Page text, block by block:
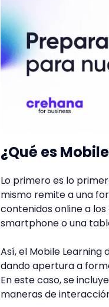
¿Qué es
Lo primero es lo
mismo remite a una
contenidos online a
smartphone o una
Así, el Mobile
dando apertura a
En este caso, se
maneras de